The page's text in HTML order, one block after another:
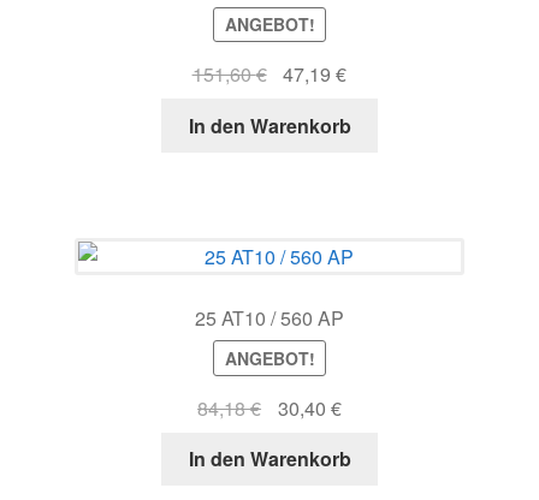
ANGEBOT!
151,60€ Ursprünglicher
war:
47,19€Aktueller
ist:
In den Warenkorb
25 AT10 / 560 AP
ANGEBOT!
84,18€
Ursprünglicher
war:
30,40 €Aktueller
ist:
In den Warenkorb